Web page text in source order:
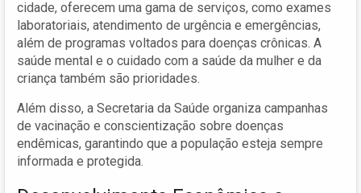
cidade, oferecem uma gama de serviços, como exames
laboratoriais, atendimento de urgência e emergências,
além de programas voltados para doenças crônicas. A
saúde mental e o cuidado com a saúde da mulher e da
criança também são prioridades.
Além disso, a Secretaria da Saúde organiza campanhas
de vacinação e conscientização sobre doenças
endêmicas, garantindo que a população esteja sempre
informada e protegida.